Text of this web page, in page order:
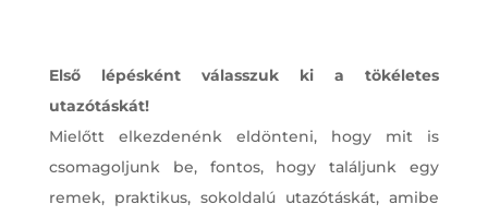
Első lépésként válasszuk ki a tökéletes
utazótáskát!
Mielőtt elkezdenénk eldönteni, hogy mit is
csomagoljunk be, fontos, hogy találjunk egy
remek, praktikus, sokoldalú utazótáskát, amibe